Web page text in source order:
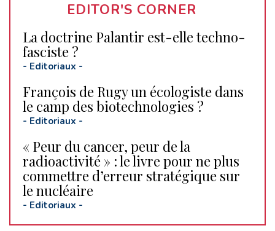
EDITOR'S CORNER
La doctrine Palantir est-elle techno-
fasciste ?
- Editoriaux -
François de Rugy un écologiste dans
le camp des biotechnologies ?
- Editoriaux -
« Peur du cancer, peur de la
radioactivité » : le livre pour ne plus
commettre d’erreur stratégique sur
le nucléaire
- Editoriaux -